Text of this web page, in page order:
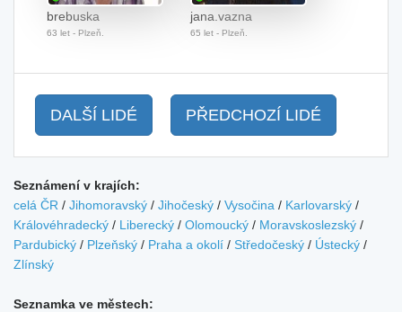
brebuska
63 let - Plzeň.
jana.vazna
65 let - Plzeň.
DALŠÍ LIDÉ PŘEDCHOZÍ LIDÉ
Seznámení v krajích:
celá ČR / Jihomoravský / Jihočeský / Vysočina / Karlovarský /
Královéhradecký / Liberecký / Olomoucký / Moravskoslezský /
Pardubický / Plzeňský / Praha a okolí / Středočeský / Ústecký /
Zlínský
Seznamka ve městech: